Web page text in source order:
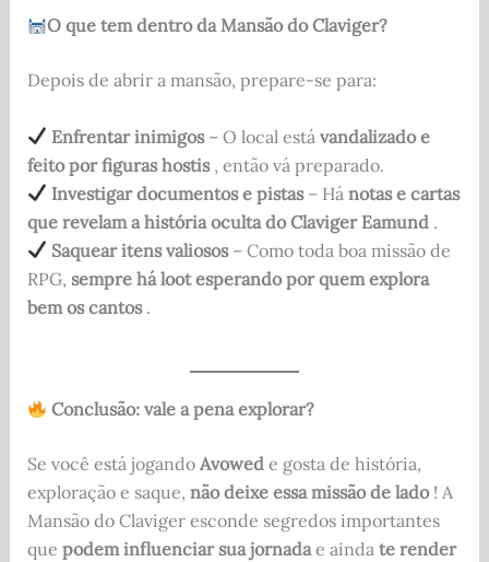
O que tem dentro da Mansão do Claviger?
Depois de abrir a mansão, prepare-se para:
Enfrentar inimigos– O local está vandalizado e
feito por figuras hostis, então vá preparado.
Investigar documentos e pistas– Há notas e cartas
que revelam a história oculta do Claviger Eamund.
Saquear itens valiosos– Como toda boa missão de
RPG, sempre há loot esperando por quem explora
bem os cantos.
Conclusão: vale a pena explorar?
Se você está jogando Avowede gosta de história,
exploração e saque, não deixe essa missão de lado! A
Mansão do Claviger esconde segredos importantes
que podem influenciar sua jornadae ainda te render